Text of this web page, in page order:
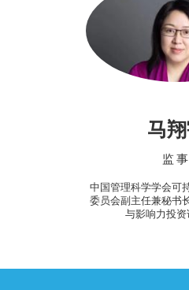
马
监事
中国管理科学学会可
委员会副主任兼秘书
与影响力投